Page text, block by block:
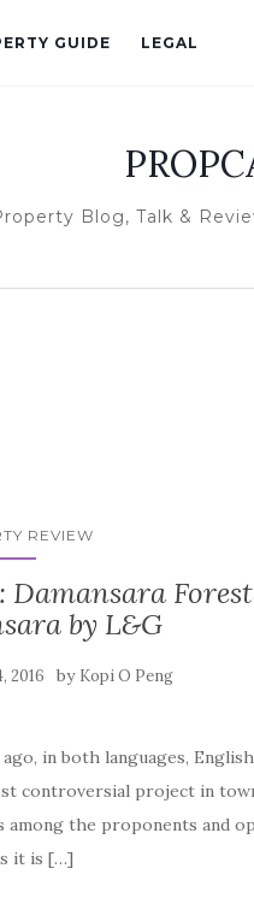
GUIDE LEGAL
Blog, Talk &
REVIEW
Damansara
by L&G
2016 by Kopi O Peng
in both languages, English
controversial project in
among the proponents and
it is […]